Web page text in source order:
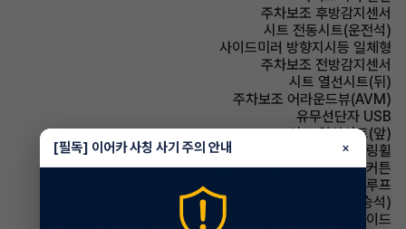
주차보조 후방감지센서
시트 전동시트(운전석)
사이드미러 방향지시등 일체형
주차보조 전방감지센서
시트 열선시트(뒤)
주차보조 어라운드뷰(AVM)
유무선단자 USB
시트 열선시트(앞)
스티어링휠 가죽스티어링휠
에어백 커튼
썬루프 파노라마썬루프
시트 통풍시트(동승석)
에어백 사이드
[필독] 이어카 사칭 사기 주의 안내 ×